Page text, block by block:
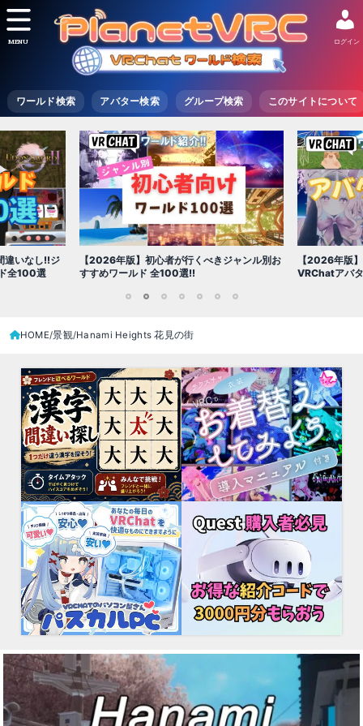
ワールド検索 アバター検索 グループ検索 このサイトについて
ログイン
MENU
ャンル別お
【2026年版】初心者必見!!無料で使える
VRChatアバター（アバターワールド紹介）
【2026年版
世界を味わえ
HOME 景観 Hanami Heights 花見の街